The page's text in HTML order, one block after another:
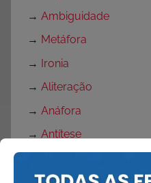
→ Ambiguidade
→ Metáfora
→ Ironia
→ Aliteração
→ Anáfora
→ Antítese